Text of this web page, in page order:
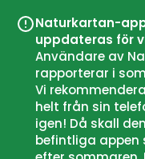
Naturkartan-
uppdateras för
Användare av
rapporterar i
Vi
helt från sin
igen! Då skall
befintliga appen